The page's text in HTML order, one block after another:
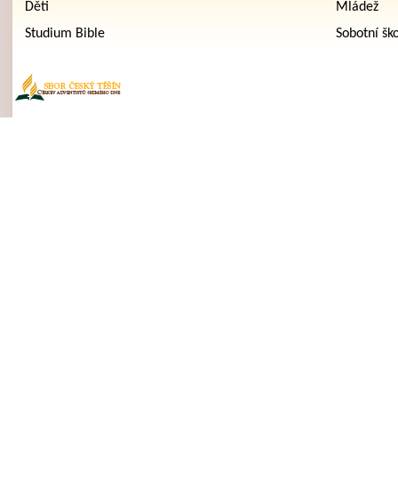
Děti
Mládež
Studium Bible
Sobotní